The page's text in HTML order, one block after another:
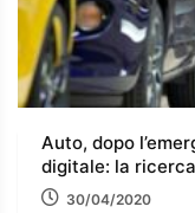
Auto, dopo
digitale: la
30/04/2020